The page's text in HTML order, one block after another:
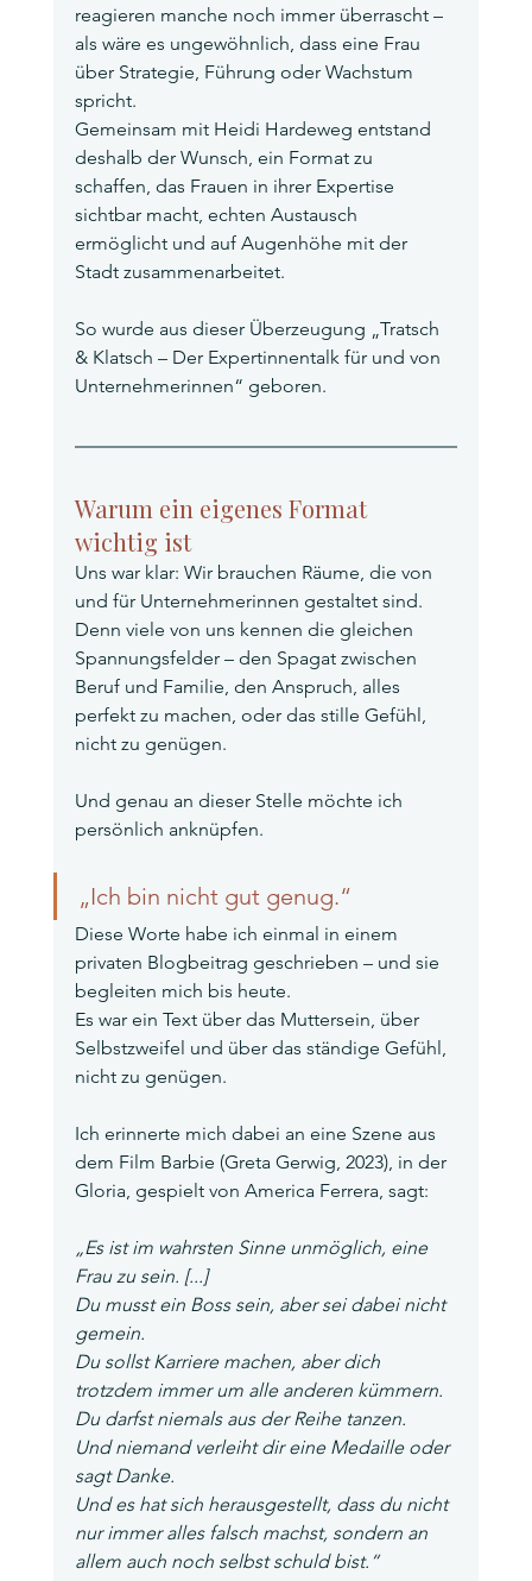
reagieren manche noch immer überrascht –
als wäre es ungewöhnlich, dass eine Frau
über Strategie, Führung oder Wachstum
spricht.
Gemeinsam mit Heidi Hardeweg entstand
deshalb der Wunsch, ein Format zu
schaffen, das Frauen in ihrer Expertise
sichtbar macht, echten Austausch
ermöglicht und auf Augenhöhe mit der
Stadt zusammenarbeitet.
So wurde aus dieser Überzeugung „Tratsch
& Klatsch – Der Expertinnentalk für und von
Unternehmerinnen“ geboren.
Warum ein eigenes Format
wichtig ist
Uns war klar: Wir brauchen Räume, die von
und für Unternehmerinnen gestaltet sind.
Denn viele von uns kennen die gleichen
Spannungsfelder – den Spagat zwischen
Beruf und Familie, den Anspruch, alles
perfekt zu machen, oder das stille Gefühl,
nicht zu genügen.
Und genau an dieser Stelle möchte ich
persönlich anknüpfen.
„Ich bin nicht gut genug.“
Diese Worte habe ich einmal in einem
privaten Blogbeitrag geschrieben – und sie
begleiten mich bis heute.
Es war ein Text über das Muttersein, über
Selbstzweifel und über das ständige Gefühl,
nicht zu genügen.
Ich erinnerte mich dabei an eine Szene aus
dem Film Barbie (Greta Gerwig, 2023), in der
Gloria, gespielt von America Ferrera, sagt:
„Es ist im wahrsten Sinne unmöglich, eine
Frau zu sein. [...]
Du musst ein Boss sein, aber sei dabei nicht
gemein.
Du sollst Karriere machen, aber dich
trotzdem immer um alle anderen kümmern.
Du darfst niemals aus der Reihe tanzen.
Und niemand verleiht dir eine Medaille oder
sagt Danke.
Und es hat sich herausgestellt, dass du nicht
nur immer alles falsch machst, sondern an
allem auch noch selbst schuld bist.“